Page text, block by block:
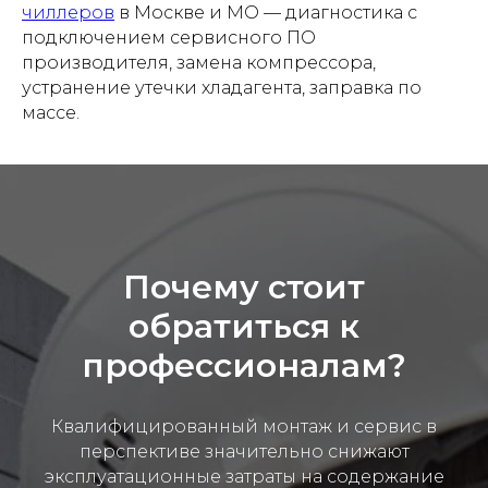
чиллеров в Москве и МО — диагностика с
подключением сервисного ПО
производителя, замена компрессора,
устранение утечки хладагента, заправка по
массе.
Почему стоит
обратиться к
профессионалам?
Квалифицированный монтаж и сервис в
перспективе значительно снижают
эксплуатационные затраты на содержание